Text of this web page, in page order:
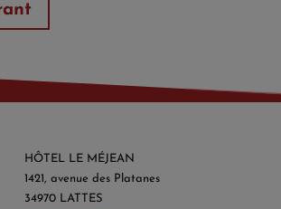
HÔTEL LE MÉJEAN
1421, avenue des Platanes
34970 LATTES